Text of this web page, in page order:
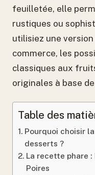
feuilletée, elle
rustiques ou
utilisiez une
commerce, les
classiques aux
originales à base
Table des
Pourquoi choisir
desserts ?
La recette phare
Poires